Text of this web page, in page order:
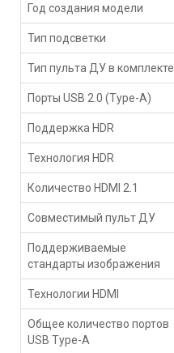
Год создания модели
Тип подсветки
Тип пульта ДУ в комплекте
Порты USB 2.0 (Type-A)
Поддержка HDR
Технология HDR
Количество HDMI 2.1
Совместимый пульт ДУ
Поддерживаемые
стандарты изображения
Технологии HDMI
Общее количество портов
USB Type-A